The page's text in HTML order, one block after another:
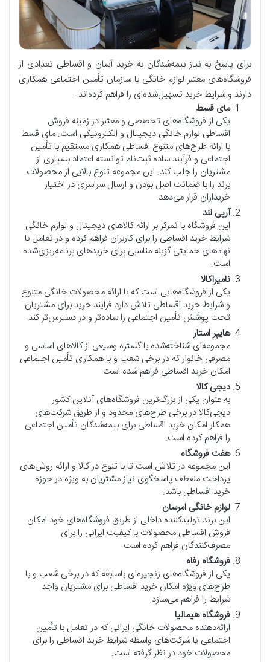
برای پاسخ به نیاز بیمه‌شدگان به خرید آسان و اقساطی تعدادی از
فروشگاه‌های معتبر لوازم خانگی با سازمان تأمین اجتماعی همکاری
دارند و شرایط خرید تسهیل‌شده‌ای را فراهم کرده‌اند.
مای قسط
یکی از فروشگاه‌های تخصصی و معتبر در زمینه فروش
اقساطی لوازم خانگی دیجیتال و الکترونیکی است. مای قسط
با ارائه طرح‌های متنوع اقساطی همکاری مستقیم با تأمین
اجتماعی و فرآیند ساده ثبت‌نام توانسته اعتماد بسیاری از
مشتریان را جلب کند. این مجموعه تنوع بالایی از محصولات
برند را با ضمانت اصل بودن و ارسال سراسری در اختیار
خریداران قرار می‌دهد.
آرپی لند
این فروشگاه با تمرکز بر ارائه کالاهای دیجیتال و لوازم خانگی
شرایط خرید اقساطی را برای کاربران فراهم کرده و در تعامل با
نهادهای حمایتی گزینه مناسبی برای خریدهای برنامه‌ریزی‌شده
است.
نامیراکالا
یکی از فروشگاه‌هایی است که با ارائه محصولات خانگی متنوع
و شرایط خرید اقساطی تلاش دارد فرایند خرید برای مشتریان
تحت پوشش تأمین اجتماعی را ساده‌تر و در دسترس‌تر کند.
هایپر استار
مجموعه‌ای شناخته‌شده با گستره وسیعی از کالاهای اساسی و
مصرفی خانوار که در برخی شعب و با همکاری تأمین اجتماعی
امکان خرید اقساطی فراهم شده است.
دیجی کالا
به عنوان یکی از بزرگ‌ترین فروشگاه‌های آنلاین کشور
دیجی‌کالا در برخی طرح‌های محدود و از طریق شرکت‌های
همکار امکان خرید اقساطی برای بیمه‌شدگان تأمین اجتماعی
را فراهم کرده است.
هفت فروشگاه
این مجموعه در تلاش است تا با تنوع در کالا و ارائه روش‌های
پرداخت منعطف پاسخگوی نیاز مشتریان به ویژه در حوزه
خرید اقساطی باشد.
لوازم خانگی امرسان
این برند تولیدکننده داخلی از طریق فروشگاه‌های خود امکان
فروش اقساطی محصولات با کیفیت ایرانی را برای
مصرف‌کنندگان فراهم کرده است.
فروشگاه رفاه
یکی از فروشگاه‌های زنجیره‌ای باسابقه که در برخی شعب و با
طرح‌های ویژه امکان خرید اقساطی برای مشتریان واجد
شرایط را فراهم می‌سازد.
فروشگاه هیمالیا
ارائه‌دهنده محصولات خانگی ایرانی که در تعامل با تأمین
اجتماعی یا شرکت‌های واسطه شرایط خرید اقساطی را برای
محصولات خود در نظر گرفته است.